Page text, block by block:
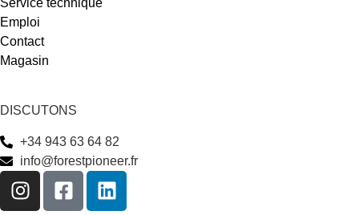
Service technique
Emploi
Contact
Magasin
DISCUTONS
+34 943 63 64 82
info@forestpioneer.fr